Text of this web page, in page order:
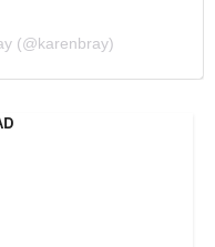
(@karenbray)